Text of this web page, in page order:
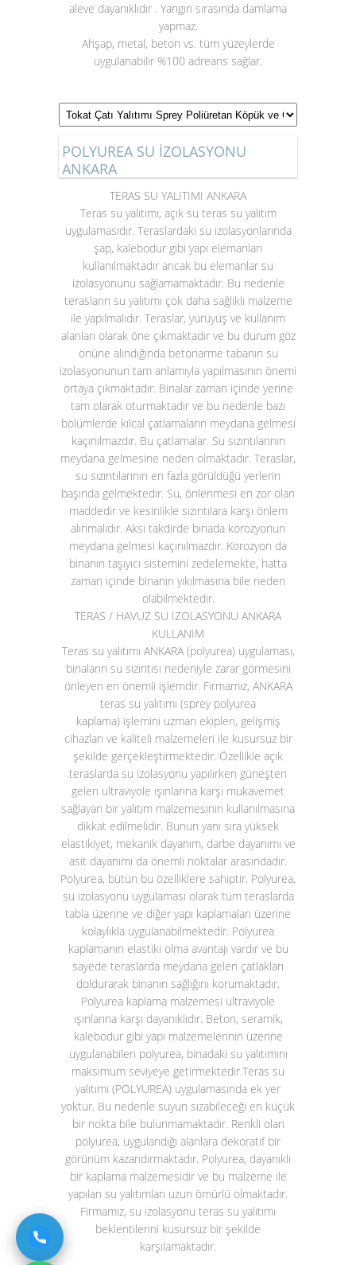
aleve dayanıklıdır . Yangın sırasında damlama
yapmaz.
Ahşap, metal, beton vs. tüm yüzeylerde
uygulanabilir %100 adreans sağlar.
POLYUREA SU İZOLASYONU
ANKARA
TERAS SU YALITIMI ANKARA
Teras su yalıtımı, açık su teras su yalıtım
uygulamasıdır. Teraslardaki su izolasyonlarında
şap, kalebodur gibi yapı elemanları
kullanılmaktadır ancak bu elemanlar su
izolasyonunu sağlamamaktadır. Bu nedenle
terasların su yalıtımı çok daha sağlıklı malzeme
ile yapılmalıdır. Teraslar, yürüyüş ve kullanım
alanları olarak öne çıkmaktadır ve bu durum göz
önüne alındığında betonarme tabanın su
izolasyonunun tam anlamıyla yapılmasının önemi
ortaya çıkmaktadır. Binalar zaman içinde yerine
tam olarak oturmaktadır ve bu nedenle bazı
bölümlerde kılcal çatlamaların meydana gelmesi
kaçınılmazdır. Bu çatlamalar. Su sızıntılarının
meydana gelmesine neden olmaktadır. Teraslar,
su sızıntılarının en fazla görüldüğü yerlerin
başında gelmektedir. Su, önlenmesi en zor olan
maddedir ve kesinlikle sızıntılara karşı önlem
alınmalıdır. Aksi takdirde binada korozyonun
meydana gelmesi kaçınılmazdır. Korozyon da
binanın taşıyıcı sistemini zedelemekte, hatta
zaman içinde binanın yıkılmasına bile neden
olabilmektedir.
TERAS / HAVUZ SU İZOLASYONU ANKARA
KULLANIM
Teras su yalıtımı ANKARA (polyurea)uygulaması,
binaların su sızıntısı nedeniyle zarar görmesini
önleyen en önemli işlemdir. Firmamız, ANKARA
teras su yalıtımı (sprey polyurea
kaplama)işlemini uzman ekipleri, gelişmiş
cihazları ve kaliteli malzemeleri ile kusursuz bir
şekilde gerçekleştirmektedir. Özellikle açık
teraslarda su izolasyonu yapılırken güneşten
gelen ultraviyole ışınlarına karşı mukavemet
sağlayan bir yalıtım malzemesinin kullanılmasına
dikkat edilmelidir. Bunun yanı sıra yüksek
elastikiyet, mekanik dayanım, darbe dayanımı ve
asit dayanımı da önemli noktalar arasındadır.
Polyurea, bütün bu özelliklere sahiptir. Polyurea,
su izolasyonu uygulaması olarak tüm teraslarda
tabla üzerine ve diğer yapı kaplamaları üzerine
kolaylıkla uygulanabilmektedir. Polyurea
kaplamanın elastiki olma avantajı vardır ve bu
sayede teraslarda meydana gelen çatlakları
doldurarak binanın sağlığını korumaktadır.
Polyurea kaplama malzemesi ultraviyole
ışınlarına karşı dayanıklıdır. Beton, seramik,
kalebodur gibi yapı malzemelerinin üzerine
uygulanabilen polyurea, binadaki su yalıtımını
maksimum seviyeye getirmektedir.Teras su
yalıtımı (POLYUREA) uygulamasında ek yer
yoktur. Bu nedenle suyun sızabileceği en küçük
bir nokta bile bulunmamaktadır. Renkli olan
polyurea, uygulandığı alanlara dekoratif bir
görünüm kazandırmaktadır. Polyurea, dayanıklı
bir kaplama malzemesidir ve bu malzeme ile
yapılan su yalıtımları uzun ömürlü olmaktadır.
Firmamız, su izolasyonu teras su yalıtımı
beklentilerini kusursuz bir şekilde
karşılamaktadır.